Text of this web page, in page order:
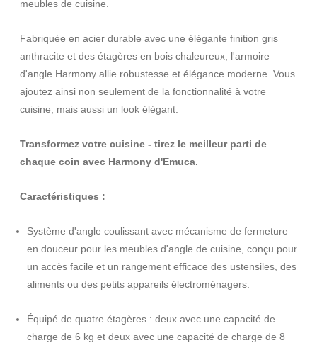
meubles de cuisine.
Fabriquée en acier durable avec une élégante finition gris
anthracite et des étagères en bois chaleureux, l'armoire
d'angle Harmony allie robustesse et élégance moderne. Vous
ajoutez ainsi non seulement de la fonctionnalité à votre
cuisine, mais aussi un look élégant.
Transformez votre cuisine - tirez le meilleur parti de
chaque coin avec Harmony d'Emuca.
Caractéristiques :
Système d'angle coulissant avec mécanisme de fermeture
en douceur pour les meubles d'angle de cuisine, conçu pour
un accès facile et un rangement efficace des ustensiles, des
aliments ou des petits appareils électroménagers.
Équipé de quatre étagères : deux avec une capacité de
charge de 6 kg et deux avec une capacité de charge de 8